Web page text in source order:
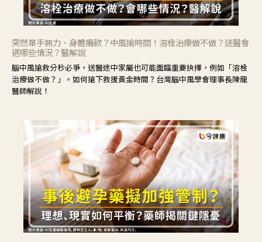
突然單手無力、身體癱軟？中風搶時間！溶栓治療做不做？送醫會
遇哪些情況？醫解說
腦中風搶救分秒必爭，送醫途中家屬也可能面臨重要抉擇，例如「溶栓
治療做不做？」。如何搶下救援黃金時間？台灣腦中風學會理事長陳龍
醫師解說！